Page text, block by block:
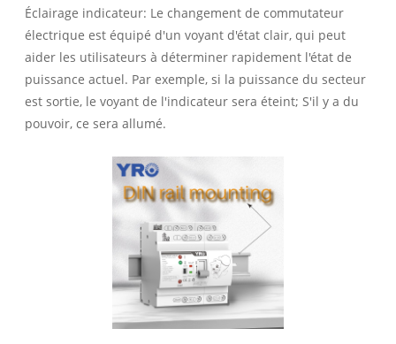
Éclairage indicateur: Le changement de commutateur
électrique est équipé d'un voyant d'état clair, qui peut
aider les utilisateurs à déterminer rapidement l'état de
puissance actuel. Par exemple, si la puissance du secteur
est sortie, le voyant de l'indicateur sera éteint; S'il y a du
pouvoir, ce sera allumé.